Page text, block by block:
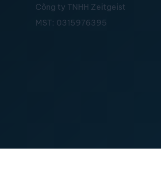
Công ty TNHH Zeitgeist
MST: 0315976395